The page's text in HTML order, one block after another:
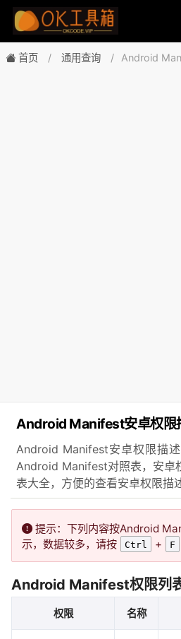
首页 通用查询 Android
Android Manifest安卓权限
Android Manifest安卓权限描
Android Manifest对照表，安卓
表大全，方便的查看安卓权限描
提示：下列内容按Android
示，数据较多，请按
Ctrl + F
Android Manifest权限列
权限 名称